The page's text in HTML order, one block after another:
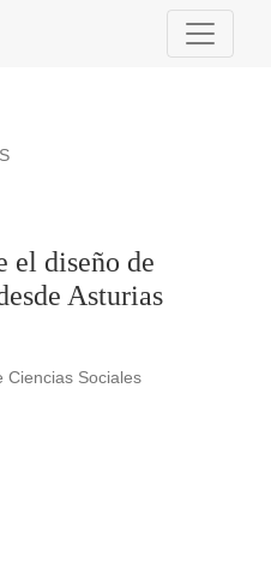
de interiores en España
el diseño de
Asturias
Ciencias Sociales